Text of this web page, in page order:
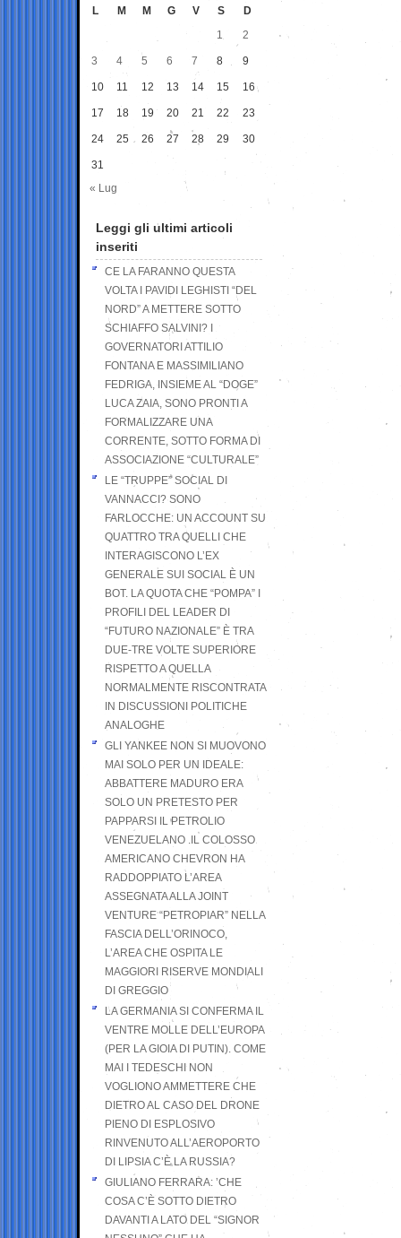
L M M G V S
D
1
2
3 4 5 6 7 8 9
10 11 12 13 14 15 16
17 18 19 20 21 22 23
24 25 26 27 28 29 30
31
« Lug
Leggi gli ultimi articoli
inseriti
CE LA FARANNO QUESTA
VOLTA I PAVIDI LEGHISTI “DEL
NORD” A METTERE SOTTO
SCHIAFFO SALVINI? I
GOVERNATORI ATTILIO
FONTANA E MASSIMILIANO
FEDRIGA, INSIEME AL “DOGE”
LUCA ZAIA, SONO PRONTI A
FORMALIZZARE UNA
CORRENTE, SOTTO FORMA DI
ASSOCIAZIONE “CULTURALE”
LE “TRUPPE” SOCIAL DI
VANNACCI? SONO
FARLOCCHE: UN ACCOUNT SU
QUATTRO TRA QUELLI CHE
INTERAGISCONO L’EX
GENERALE SUI SOCIAL È UN
BOT. LA QUOTA CHE “POMPA” I
PROFILI DEL LEADER DI
“FUTURO NAZIONALE” È TRA
DUE-TRE VOLTE SUPERIORE
RISPETTO A QUELLA
NORMALMENTE RISCONTRATA
IN DISCUSSIONI POLITICHE
ANALOGHE
GLI YANKEE NON SI MUOVONO
MAI SOLO PER UN IDEALE:
ABBATTERE MADURO ERA
SOLO UN PRETESTO PER
PAPPARSI IL PETROLIO
VENEZUELANO .IL COLOSSO
AMERICANO CHEVRON HA
RADDOPPIATO L’AREA
ASSEGNATA ALLA JOINT
VENTURE “PETROPIAR” NELLA
FASCIA DELL’ORINOCO,
L’AREA CHE OSPITA LE
MAGGIORI RISERVE MONDIALI
DI GREGGIO
LA GERMANIA SI CONFERMA IL
VENTRE MOLLE DELL’EUROPA
(PER LA GIOIA DI PUTIN). COME
MAI I TEDESCHI NON
VOGLIONO AMMETTERE CHE
DIETRO AL CASO DEL DRONE
PIENO DI ESPLOSIVO
RINVENUTO ALL’AEROPORTO
DI LIPSIA C’È LA RUSSIA?
GIULIANO FERRARA: ’CHE
COSA C’È SOTTO DIETRO
DAVANTI A LATO DEL “SIGNOR